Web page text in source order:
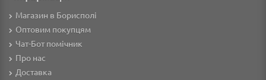
Магазин в Борисполі
Оптовим покупцям
Чат-Бот помічник
Про нас
Доставка